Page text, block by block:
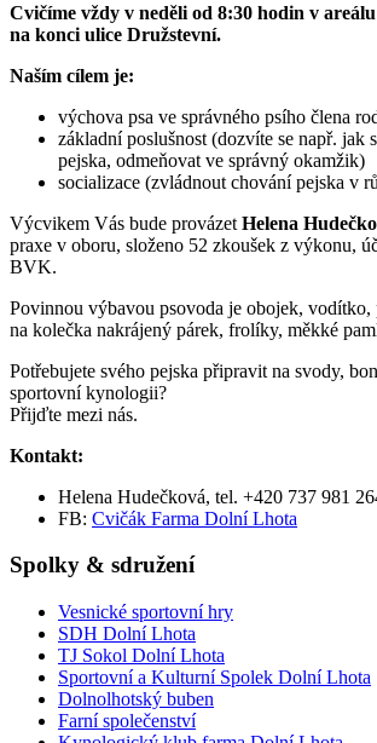
Cvičíme vždy v neděli od 8:30 hodin v
na konci ulice Družstevní.
Naším cílem je:
výchova psa ve správného psího člena
základní poslušnost (dozvíte se např. jak
pejska, odmeňovat ve správný okamžik)
socializace (zvládnout chování pejska v
Výcvikem Vás bude provázet Helena
praxe v oboru, složeno 52 zkoušek z výkonu,
BVK.
Povinnou výbavou psovoda je obojek, vodítko,
na kolečka nakrájený párek, frolíky, měkké
Potřebujete svého pejska připravit na svody,
sportovní kynologii?
Přijďte mezi nás.
Kontakt:
Helena Hudečková, tel. +420 737 981
FB: Cvičák Farma Dolní Lhota
Spolky & sdružení
Vesnické sportovní hry
SDH Dolní Lhota
TJ Sokol Dolní Lhota
Sportovní a Kulturní Spolek Dolní Lhota
Dolnolhotský buben
Farní společenství